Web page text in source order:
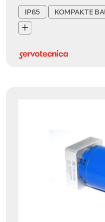
IP65 KOMPAKTE